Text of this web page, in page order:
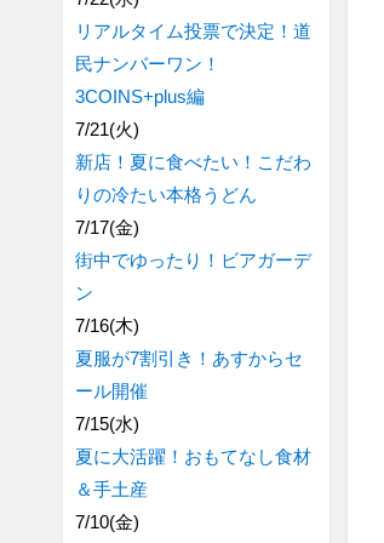
リアルタイム投票で決定！道
民ナンバーワン！
3COINS+plus編
7/21(火)
新店！夏に食べたい！こだわ
りの冷たい本格うどん
7/17(金)
街中でゆったり！ビアガーデ
ン
7/16(木)
夏服が7割引き！あすからセ
ール開催
7/15(水)
夏に大活躍！おもてなし食材
＆手土産
7/10(金)